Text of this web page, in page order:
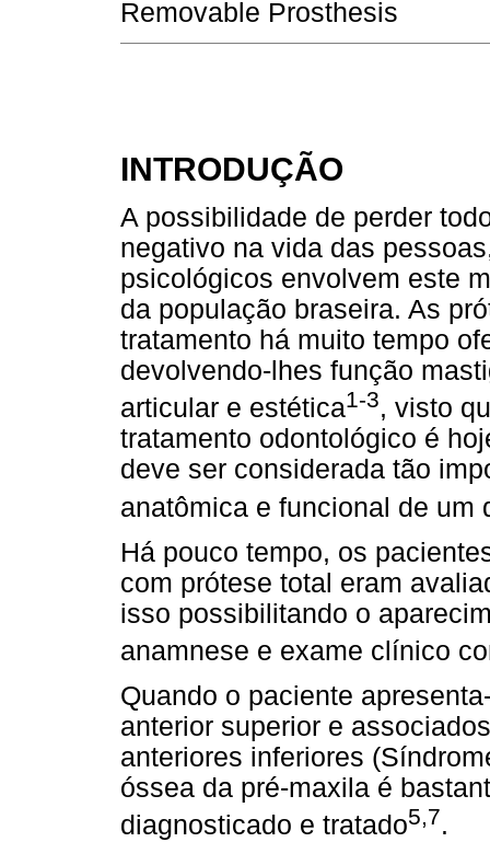
Removable Prosthesis
INTRODUÇÃO
A possibilidade de perder
negativo na vida das
psicológicos envolvem este
da população braseira. As
tratamento há muito tempo
devolvendo-lhes função
articular e estética1-3, visto
tratamento odontológico é
deve ser considerada tão
anatômica e funcional de um
Há pouco tempo, os
com prótese total eram
isso possibilitando o
anamnese e exame clínico
Quando o paciente
anterior superior e
anteriores inferiores
óssea da pré-maxila é
diagnosticado e tratado5,7.